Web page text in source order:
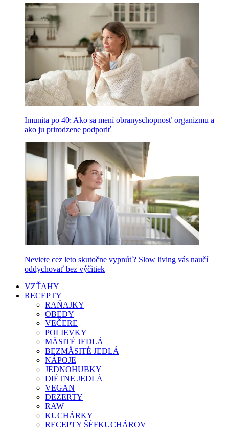
Imunita po 40: Ako sa mení obranyschopnosť organizmu a
ako ju prirodzene podporiť
Neviete cez leto skutočne vypnúť? Slow living vás naučí
oddychovať bez výčitiek
VZŤAHY
RECEPTY
RAŇAJKY
OBEDY
VEČERE
POLIEVKY
MÄSITÉ JEDLÁ
BEZMÄSITÉ JEDLÁ
NÁPOJE
JEDNOHUBKY
DIÉTNE JEDLÁ
VEGAN
DEZERTY
RAW
KUCHÁRKY
RECEPTY ŠÉFKUCHÁROV